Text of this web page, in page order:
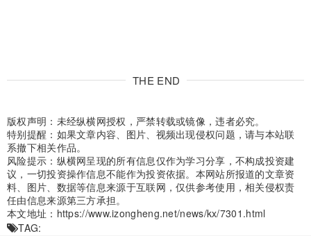
THE END
版权声明：未经纵横网授权，严禁转载或镜像，违者必究。
特别提醒：如果文章内容、图片、视频出现侵权问题，请与本站联
系撤下相关作品。
风险提示：纵横网呈现的所有信息仅作为学习分享，不构成投资建
议，一切投资操作信息不能作为投资依据。本网站所报道的文章资
料、图片、数据等信息来源于互联网，仅供参考使用，相关侵权责
任由信息来源第三方承担。
本文地址： https://www.izongheng.net/news/kx/7301.html
TAG: